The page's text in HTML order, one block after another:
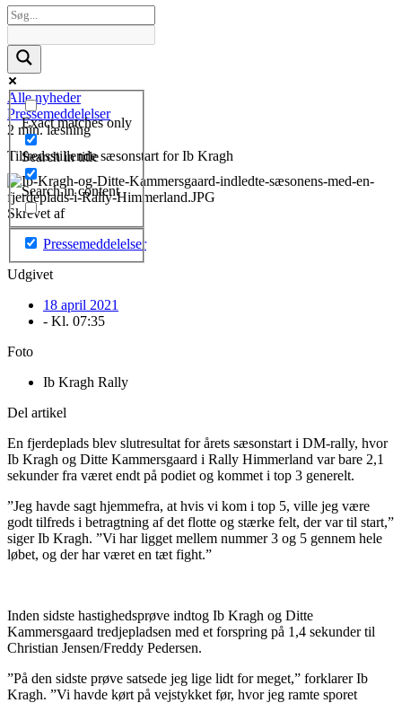
Exact matches only
Search in title
Search in content
Alle nyheder
Pressemeddelelser
2 min. læsning
Tilfredsstillende sæsonstart for Ib Kragh
Skrevet af
Pressemeddelelser
Udgivet
18 april 2021
- Kl. 07:35
Foto
Ib Kragh Rally
Del artikel
En fjerdeplads blev slutresultat for årets sæsonstart i DM-rally, hvor
Ib Kragh og Ditte Kammersgaard i Rally Himmerland var bare 2,1
sekunder fra været endt på podiet og kommet i top 3 generelt.
”Jeg havde sagt hjemmefra, at hvis vi kom i top 5, ville jeg være
godt tilfreds i betragtning af det flotte og stærke felt, der var til start,”
siger Ib Kragh. ”Vi har ligget mellem nummer 3 og 5 gennem hele
løbet, og der har været en tæt fight.”
Inden sidste hastighedsprøve indtog Ib Kragh og Ditte
Kammersgaard tredjepladsen med et forspring på 1,4 sekunder til
Christian Jensen/Freddy Pedersen.
”På den sidste prøve satsede jeg lige lidt for meget,” forklarer Ib
Kragh. ”Vi havde kørt på vejstykket før, hvor jeg ramte sporet